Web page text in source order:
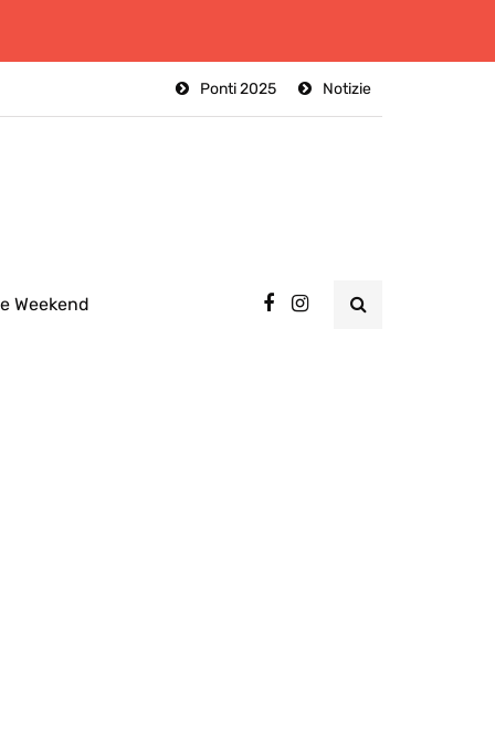
Notizie
Ponti 2025
Weekend